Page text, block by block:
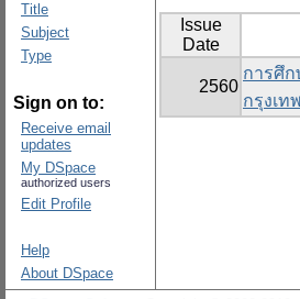
Title
Subject
Type
Sign on to:
Receive email
updates
My DSpace
authorized users
Edit Profile
Help
About DSpace
Issue
Date
2560
การศึ
กรุงเ